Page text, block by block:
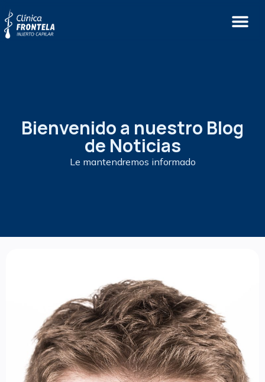
Bienvenido a nuestro Blog
de Noticias
Le mantendremos informado